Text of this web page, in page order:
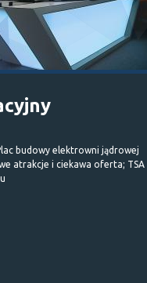
budowy elektrowni jądrowej
atrakcje i ciekawa oferta; TSA